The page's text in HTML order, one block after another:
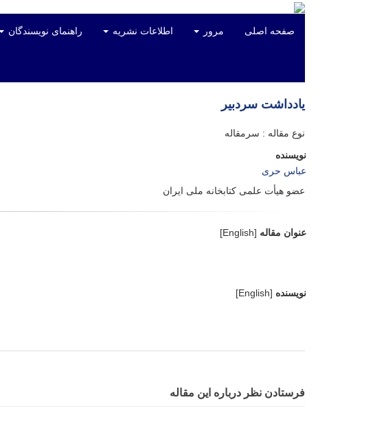
صفحه اصلی مرور اطلاعات نشریه راهنمای نویسندگان
یادداشت سردبیر
نوع مقاله : سرمقاله
نویسنده
عباس حری
عضو هیأت علمی کتابخانه ملی ایران
عنوان مقاله [English]
نویسنده [English]
فرستادن نظر درباره این مقاله